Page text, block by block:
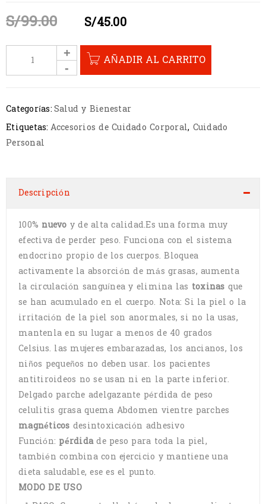
S/99.00 S/45.00
AÑADIR AL CARRITO
Categorías:Salud y Bienestar
Etiquetas: Accesorios de Cuidado Corporal, Cuidado
Personal
Descripción
100% nuevo y de alta calidad.Es una forma muy
efectiva de perder peso. Funciona con el sistema
endocrino propio de los cuerpos. Bloquea
activamente la absorción de más grasas, aumenta
la circulación sanguínea y elimina las toxinas que
se han acumulado en el cuerpo. Nota: Si la piel o la
irritación de la piel son anormales, si no la usas,
mantenla en su lugar a menos de 40 grados
Celsius. las mujeres embarazadas, los ancianos, los
niños pequeños no deben usar. los pacientes
antitiroideos no se usan ni en la parte inferior.
Delgado parche adelgazante pérdida de peso
celulitis grasa quema Abdomen vientre parches
magnéticos desintoxicación adhesivo
Función: pérdidade peso para toda la piel,
también combina con ejercicio y mantiene una
dieta saludable, ese es el punto.
MODO DE USO